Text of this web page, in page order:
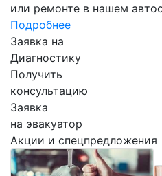
или ремонте в нашем
Подробнее
Заявка на
Диагностику
Получить
консультацию
Заявка
на эвакуатор
Акции и спецпредложения